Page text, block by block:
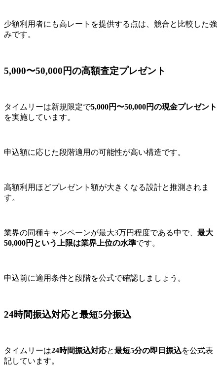
少額利用者にも高レートを提供する点は、競合と比較した強
みです。
5,000〜50,000円の高額査定プレゼント
タイムリーは新規限定で5,000円〜50,000円の現金プレゼント
を実施しています。
申込額に応じた段階適用の可能性が高い構造です。
高額利用ほどプレゼント額が大きくなる設計と推測されま
す。
業界の同種キャンペーンが最大3万円程度である中で、 最大
50,000円という上限は業界上位の水準です。
申込前に適用条件と段階を公式で確認しましょう。
24時間振込対応と最短5分振込
タイムリーは24時間振込対応と最短5分の即日振込を公式表
記しています。